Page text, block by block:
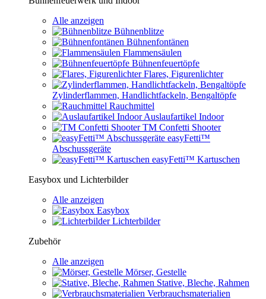
Alle anzeigen
Bühnenblitze
Bühnenfontänen
Flammensäulen
Bühnenfeuertöpfe
Flares, Figurenlichter
Zylinderflammen, Handlichtfackeln, Bengaltöpfe
Rauchmittel
Auslaufartikel Indoor
TM Confetti Shooter
easyFetti™
Abschussgeräte
easyFetti™ Kartuschen
Easybox und Lichterbilder
Alle anzeigen
Easybox
Lichterbilder
Zubehör
Alle anzeigen
Mörser, Gestelle
Stative, Bleche, Rahmen
Verbrauchsmaterialien